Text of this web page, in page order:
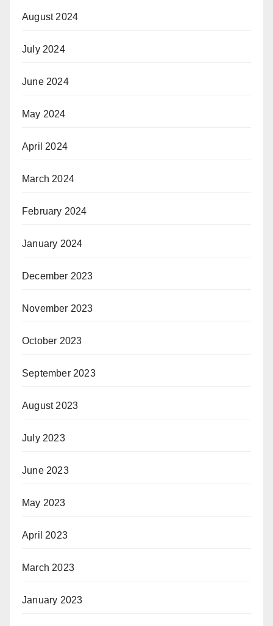
August 2024
July 2024
June 2024
May 2024
April 2024
March 2024
February 2024
January 2024
December 2023
November 2023
October 2023
September 2023
August 2023
July 2023
June 2023
May 2023
April 2023
March 2023
January 2023